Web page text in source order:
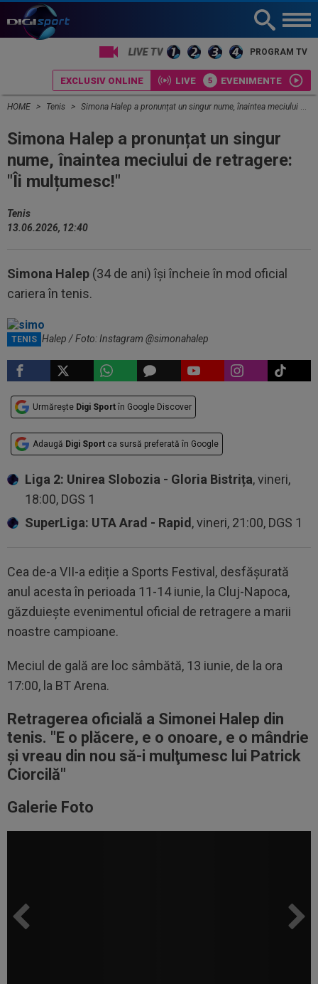
PROGRAM TV
EXCLUSIV ONLINE LIVE EVENIMENTE
HOME Tenis Simona Halep a pronunțat un singur nume, înaintea meciului de retragere: "Îi mulțumesc!"
Simona Halep a pronunțat un singur
nume, înaintea meciului de retragere:
"Îi mulțumesc!"
Tenis
13.06.2026, 12:40
Simona Halep (34 de ani) își încheie în mod oficial
cariera în tenis.
TENIS
Simona Halep / Foto: Instagram @simonahalep
Urmărește Digi Sport în Google Discover
Adaugă Digi Sport ca sursă preferată în Google
Liga 2: Unirea Slobozia - Gloria Bistrița, vineri,
18:00, DGS 1
SuperLiga: UTA Arad - Rapid , vineri, 21:00, DGS 1
Cea de-a VII-a ediție a Sports Festival, desfășurată
anul acesta în perioada 11-14 iunie, la Cluj-Napoca,
găzduiește evenimentul oficial de retragere a marii
noastre campioane.
Meciul de gală are loc sâmbătă, 13 iunie, de la ora
17:00, la BT Arena.
Retragerea oficială a Simonei Halep din
tenis. "E o plăcere, e o onoare, e o mândrie
şi vreau din nou să-i mulţumesc lui Patrick
Ciorcilă"
Galerie Foto